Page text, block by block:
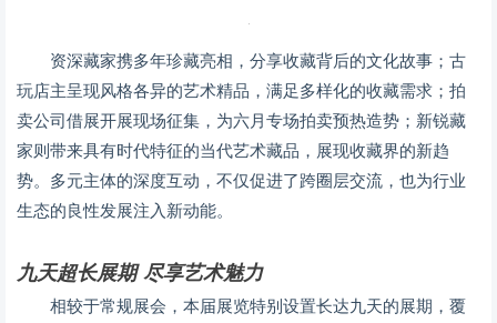
资深藏家携多年珍藏亮相，分享收藏背后的文化故事；古
玩店主呈现风格各异的艺术精品，满足多样化的收藏需求；拍
卖公司借展开展现场征集，为六月专场拍卖预热造势；新锐藏
家则带来具有时代特征的当代艺术藏品，展现收藏界的新趋
势。多元主体的深度互动，不仅促进了跨圈层交流，也为行业
生态的良性发展注入新动能。
九天超长展期 尽享艺术魅力
相较于常规展会，本届展览特别设置长达九天的展期，覆